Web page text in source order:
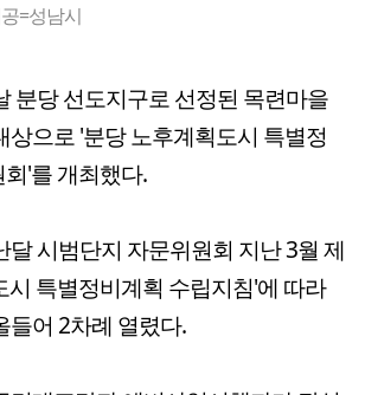
=성남시
분당 선도지구로 선정된 목련마을
상으로 '분당 노후계획도시 특별정
'를 개최했다.
달 시범단지 자문위원회 지난 3월 제
시 특별정비계획 수립지침'에 따라
들어 2차례 열렸다.